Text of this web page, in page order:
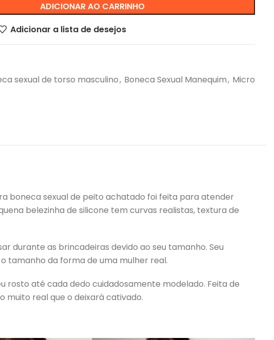
ADICIONAR AO CARRINHO
Adicionar a lista de desejos
sexual de torso masculino, Boneca Sexual Manequim, Micro
boneca sexual de peito achatado foi feita para atender
belezinha de silicone tem curvas realistas, textura de
durante as brincadeiras devido ao seu tamanho. Seu
tamanho da forma de uma mulher real.
rosto até cada dedo cuidadosamente modelado. Feita de
muito real que o deixará cativado.